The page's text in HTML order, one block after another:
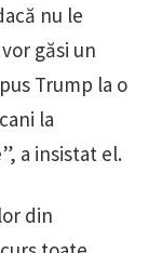
nu le
găsi un
Trump la o
la
a insistat el.
din